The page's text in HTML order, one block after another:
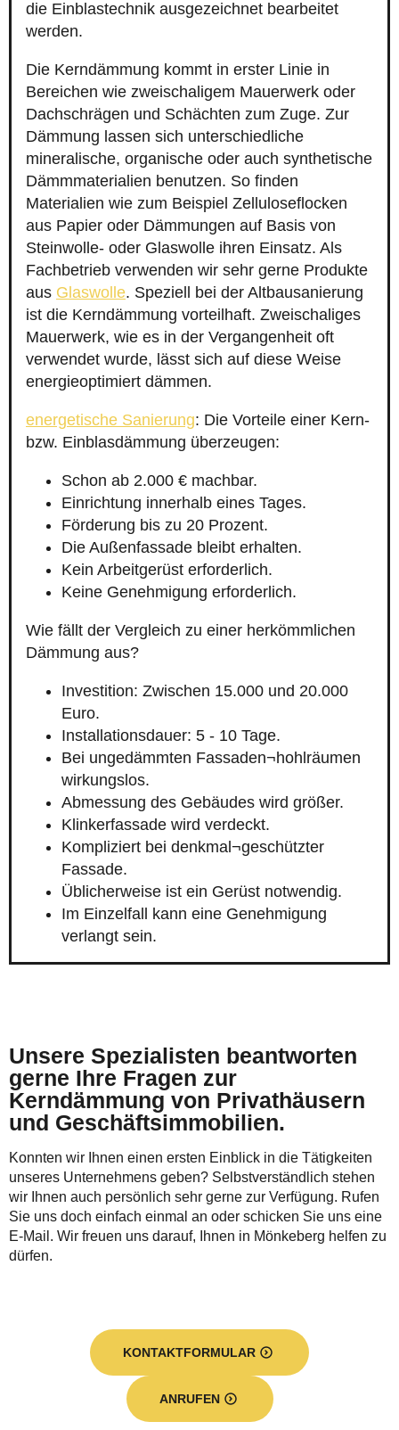
die Einblastechnik ausgezeichnet bearbeitet
werden.
Die Kerndämmung kommt in erster Linie in
Bereichen wie zweischaligem Mauerwerk oder
Dachschrägen und Schächten zum Zuge. Zur
Dämmung lassen sich unterschiedliche
mineralische, organische oder auch synthetische
Dämmmaterialien benutzen. So finden
Materialien wie zum Beispiel Zelluloseflocken
aus Papier oder Dämmungen auf Basis von
Steinwolle- oder Glaswolle ihren Einsatz. Als
Fachbetrieb verwenden wir sehr gerne Produkte
aus Glaswolle. Speziell bei der Altbausanierung
ist die Kerndämmung vorteilhaft. Zweischaliges
Mauerwerk, wie es in der Vergangenheit oft
verwendet wurde, lässt sich auf diese Weise
energieoptimiert dämmen.
energetische Sanierung: Die Vorteile einer Kern-
bzw. Einblasdämmung überzeugen:
Schon ab 2.000 € machbar.
Einrichtung innerhalb eines Tages.
Förderung bis zu 20 Prozent.
Die Außenfassade bleibt erhalten.
Kein Arbeitgerüst erforderlich.
Keine Genehmigung erforderlich.
Wie fällt der Vergleich zu einer herkömmlichen
Dämmung aus?
Investition: Zwischen 15.000 und 20.000
Euro.
Installationsdauer: 5 - 10 Tage.
Bei ungedämmten Fassaden¬hohlräumen
wirkungslos.
Abmessung des Gebäudes wird größer.
Klinkerfassade wird verdeckt.
Kompliziert bei denkmal¬geschützter
Fassade.
Üblicherweise ist ein Gerüst notwendig.
Im Einzelfall kann eine Genehmigung
verlangt sein.
Unsere Spezialisten beantworten
gerne Ihre Fragen zur
Kerndämmung von Privathäusern
und Geschäftsimmobilien.
Konnten wir Ihnen einen ersten Einblick in die Tätigkeiten
unseres Unternehmens geben? Selbstverständlich stehen
wir Ihnen auch persönlich sehr gerne zur Verfügung. Rufen
Sie uns doch einfach einmal an oder schicken Sie uns eine
E-Mail. Wir freuen uns darauf, Ihnen in Mönkeberg helfen zu
dürfen.
KONTAKTFORMULAR
ANRUFEN